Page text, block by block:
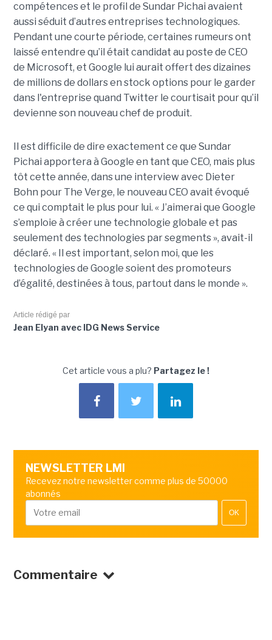
compétences et le profil de Sundar Pichai avaient
aussi séduit d’autres entreprises technologiques.
Pendant une courte période, certaines rumeurs ont
laissé entendre qu’il était candidat au poste de CEO
de Microsoft, et Google lui aurait offert des dizaines
de millions de dollars en stock options pour le garder
dans l'entreprise quand Twitter le courtisait pour qu’il
devienne son nouveau chef de produit.
Il est difficile de dire exactement ce que Sundar
Pichai apportera à Google en tant que CEO, mais plus
tôt cette année, dans une interview avec Dieter
Bohn pour The Verge, le nouveau CEO avait évoqué
ce qui comptait le plus pour lui. « J’aimerai que Google
s’emploie à créer une technologie globale et pas
seulement des technologies par segments », avait-il
déclaré. « Il est important, selon moi, que les
technologies de Google soient des promoteurs
d’égalité, destinées à tous, partout dans le monde ».
Article rédigé par
Jean Elyan avec IDG News Service
Cet article vous a plu? Partagez le !
NEWSLETTER LMI
Recevez notre newsletter comme plus de 50000
abonnés
OK
Commentaire